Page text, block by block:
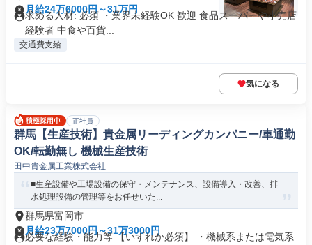
月給24万6000円～31万円
求める人材: 必須 ・業界未経験OK 歓迎 食品スーパーや小売店
経験者 中食や百貨...
交通費支給
気になる
正社員
群馬【生産技術】貴金属リーディングカンパニー/車通勤
OK/転勤無し 機械生産技術
田中貴金属工業株式会社
■生産設備や工場設備の保守・メンテナンス、設備導入・改善、排
水処理設備の管理等をお任せいた...
群馬県富岡市
月給23万7000円～31万3000円
必要な経験・能力等 【いずれか必須】 ・機械系または電気系